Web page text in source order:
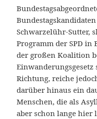
Schwarzelühr-Sutter,
Programm der SPD in
der großen Koalition
Richtung, reiche
darüber hinaus ein
Menschen, die als
aber schon lange hier